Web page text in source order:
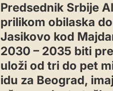
Predsednik Srbije
prilikom obilaska
Jasikovo kod
2030 – 2035 biti
uloži od tri do pet
idu za Beograd,